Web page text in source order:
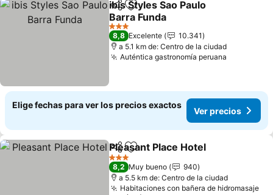
CompartirAgregar a favoritos
ibis Styles Sao Paulo
Barra Funda
3 Estrellas
8,8 Excelente
10.341
a 5.1 km de: Centro de la ciudad
Auténtica gastronomía peruana
Elige fechas para ver los precios exactos
Ver precios
CompartirAgregar a favoritos
Pleasant Place Hotel
3 Estrellas
8,2 Muy bueno
940
a 5.5 km de: Centro de la ciudad
Habitaciones con bañera de hidromasaje